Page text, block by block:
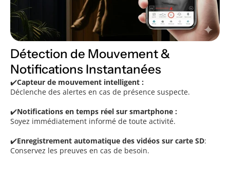
Détection de Mouvement &
Notifications Instantanées
✔️Capteur de mouvement intelligent :
Déclenche des alertes en cas de présence suspecte.
✔️Notifications en temps réel sur smartphone :
Soyez immédiatement informé de toute activité.
✔️Enregistrement automatique des vidéos sur carte SD:
Conservez les preuves en cas de besoin.